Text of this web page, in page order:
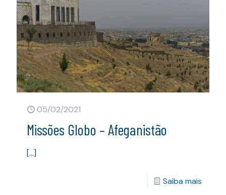
05/02/2021
Missões Globo – Afeganistão
[…]
Saiba mais